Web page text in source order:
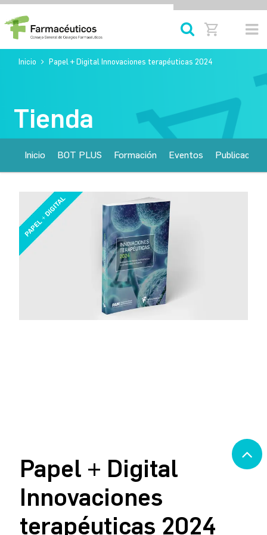
Inicio Papel + Digital Innovaciones terapéuticas 2024
Tienda
Inicio BOT PLUS Formación Eventos
Papel + Digital
Innovaciones
terapéuticas 2024